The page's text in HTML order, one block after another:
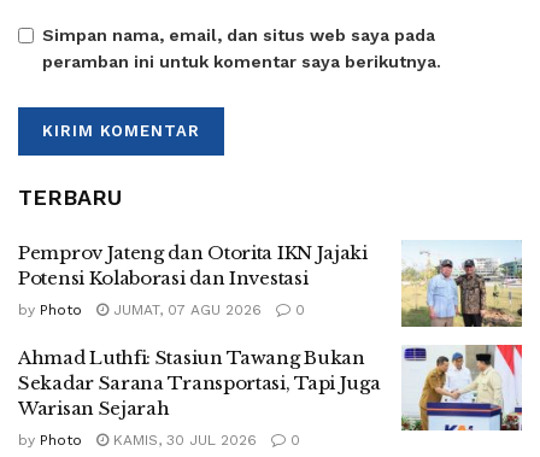
Simpan nama, email, dan situs web saya pada
peramban ini untuk komentar saya berikutnya.
TERBARU
Pemprov Jateng dan Otorita IKN Jajaki
Potensi Kolaborasi dan Investasi
by Photo JUMAT, 07 AGU 2026 0
Ahmad Luthfi: Stasiun Tawang Bukan
Sekadar Sarana Transportasi, Tapi Juga
Warisan Sejarah
by Photo KAMIS, 30 JUL 2026 0